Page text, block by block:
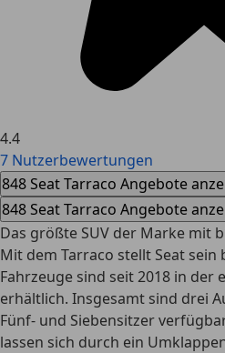
4.4
7 Nutzerbewertungen
848 Seat Tarraco Angebote
848 Seat Tarraco Angebote
Das größte SUV der Marke mit
Mit dem Tarraco stellt Seat sein
Fahrzeuge sind seit 2018 in der
erhältlich. Insgesamt sind drei
Fünf- und Siebensitzer
lassen sich durch ein